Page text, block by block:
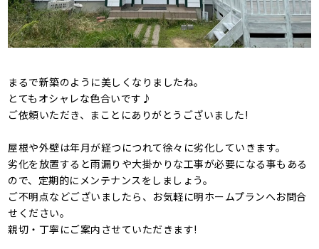
まるで新築のように美しくなりましたね。
とてもオシャレな色合いです♪
ご依頼いただき、まことにありがとうございました!
屋根や外壁は年月が経つにつれて徐々に劣化していきます。
劣化を放置すると雨漏りや大掛かりな工事が必要になる事もある
ので、定期的にメンテナンスをしましょう。
ご不明点などございましたら、お気軽に明ホームプランへお問合
せください。
親切・丁寧にご案内させていただきます!